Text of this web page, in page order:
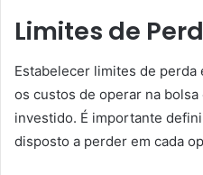
Limites de
Estabelecer limites de
os custos de operar na
investido. É importante
disposto a perder em cada